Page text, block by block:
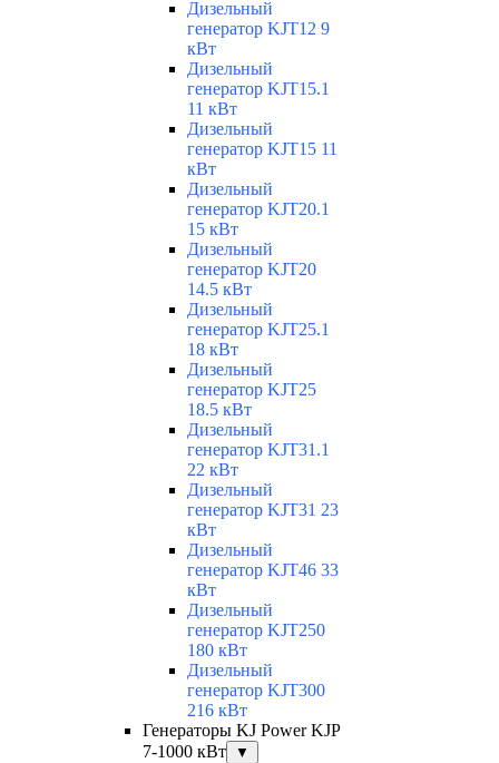
Дизельный
генератор KJT12 9
кВт
Дизельный
генератор KJT15.1
11 кВт
Дизельный
генератор KJT15 11
кВт
Дизельный
генератор KJT20.1
15 кВт
Дизельный
генератор KJT20
14.5 кВт
Дизельный
генератор KJT25.1
18 кВт
Дизельный
генератор KJT25
18.5 кВт
Дизельный
генератор KJT31.1
22 кВт
Дизельный
генератор KJT31 23
кВт
Дизельный
генератор KJT46 33
кВт
Дизельный
генератор KJT250
180 кВт
Дизельный
генератор KJT300
216 кВт
Генераторы KJ Power KJP
7-1000 кВт
▼